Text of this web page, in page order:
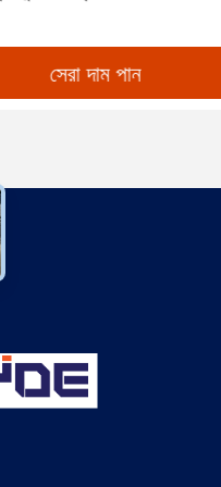
সেরা দাম পান